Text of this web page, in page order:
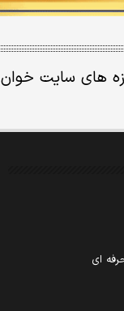
های سایت خوان
ای